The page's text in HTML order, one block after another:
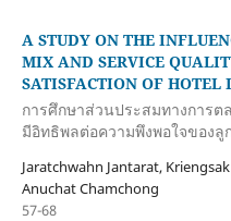
A STUDY ON THE
MIX AND SERVICE
SATISFACTION OF HOTEL
การศึกษาส่วนประสมทางการ
มีอิทธิพลต่อความพึงพอใจของลู
Jaratchwahn Jantarat,
Anuchat Chamchong
57-68